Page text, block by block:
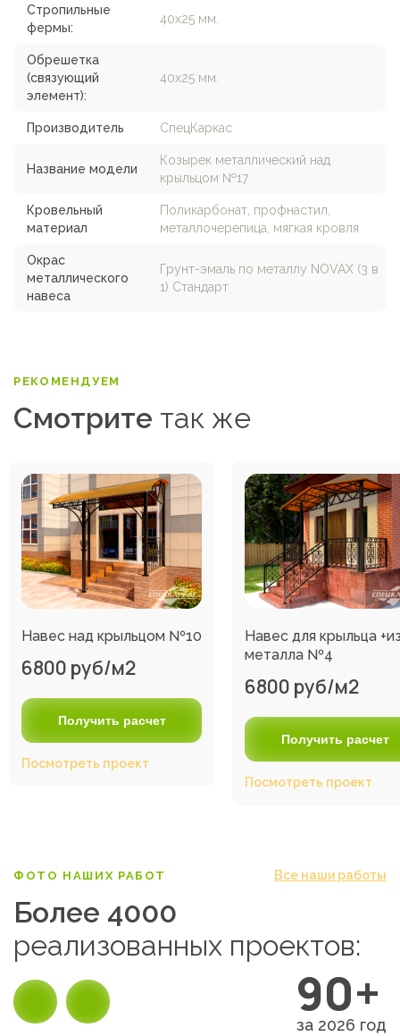
Стропильные
фермы:
40х25 мм.
Обрешетка
(связующий
элемент):
40х25 мм.
Производитель СпецКаркас
Название модели
Козырек металлический над
крыльцом №17
Кровельный
материал
Поликарбонат, профнастил,
металлочерепица, мягкая кровля
Окрас
металлического
навеса
Грунт-эмаль по металлу NOVAX (3 в
1) Стандарт
РЕКОМЕНДУЕМ
Смотрите так же
Навес над крыльцом №10
6800 руб/м2
Получить расчет
Посмотреть проект
Навес для крыльца
металла №4
6800 руб/м2
Получить расчет
Посмотреть проект
ФОТО НАШИХ РАБОТ Все наши работы
Более 4000
реализованных проектов:
90+
за 2026 год